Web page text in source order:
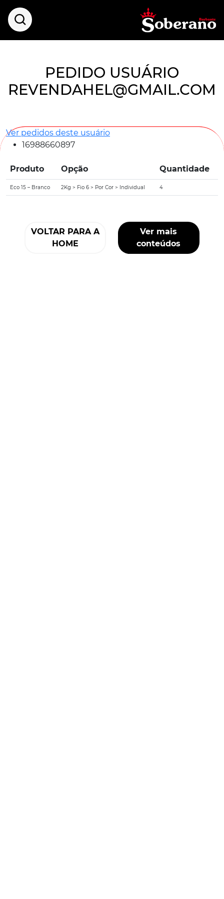
PEDIDO USUÁRIO
REVENDAHEL@GMAIL.COM
Ver pedidos deste usuário
16988660897
Produto Opção Quantidade
Eco 15 – Branco 2Kg > Fio 6 > Por Cor > Individual 4
VOLTAR PARA A
HOME
Ver mais
conteúdos